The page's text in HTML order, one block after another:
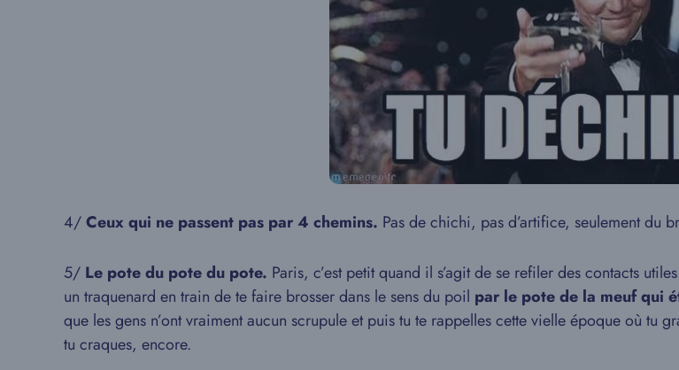
4/Ceux qui ne passent pas par 4 chemins. Pas de chichi, pas d’artifice, seulement du
5/ Le pote du pote du pote. Paris, c’est petit quand il s’agit de se refiler des contacts
un traquenard en train de te faire brosser dans le sens du poil par le pote de la meuf qui
que les gens n’ont vraiment aucun scrupule et puis tu te rappelles cette vielle époque où tu
tu craques, encore.